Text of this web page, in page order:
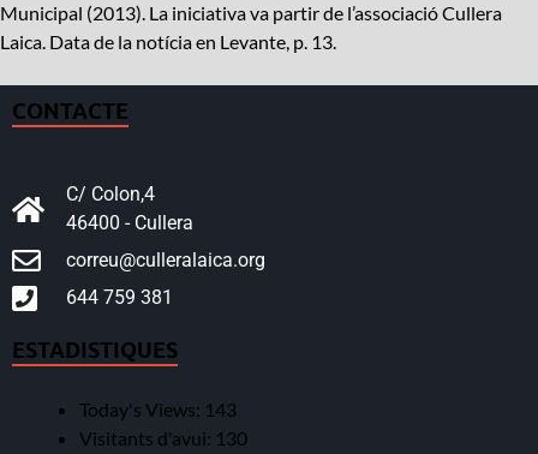
Municipal (2013). La iniciativa va partir de l’associació Cullera
Laica. Data de la notícia en Levante, p. 13.
CONTACTE
C/ Colon,4
46400 - Cullera
correu@culleralaica.org
644 759 381
ESTADISTIQUES
Today's Views: 143
Visitants d'avui: 130